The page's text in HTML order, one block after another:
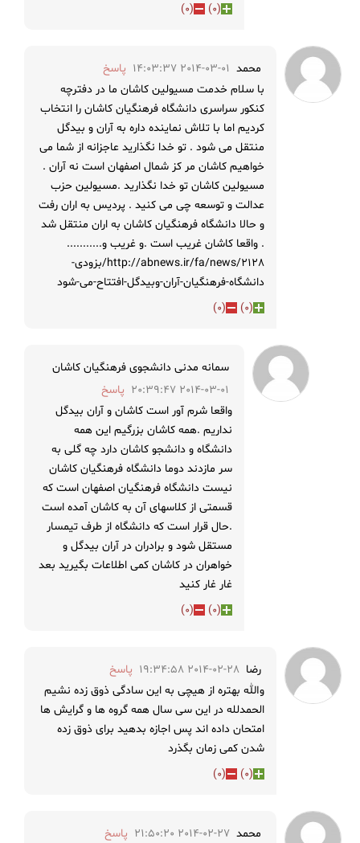
(
0
)
(
0
)
محمد 2014-03-01 14:03:37
پاسخ
با سلام خدمت مسیولین کاشان ما در دفترچه
کنکور سراسری دانشگاه فرهنگیان کاشان را انتخاب
کردیم اما با تلاش نماینده داره به آران و بیدگل
منتقل می شود . تو خدا نگذارید عاجزانه از شما می
خواهیم کاشان مر کز شمال اصفهان است نه آران .
مسیولین کاشان تو خدا نگذارید .مسیولین حزب
عدالت و توسعه چی می کنید . پردیس به اران رفت
و حالا دانشگاه فرهنگیان کاشان به اران منتقل شد
. واقعا کاشان غریب است .و غریب و...........
http://abnews.ir/fa/news/2128/بزودی-
دانشگاه-فرهنگيان-آران-وبيدگل-افتتاح-می-شود
(
0
)
(
0
)
سمانه مدنی دانشجوی فرهنگیان کاشان
2014-03-01 20:39:47
پاسخ
واقعا شرم آور است کاشان و آران بیدگل
نداریم .همه کاشان بزرگیم این همه
دانشگاه و دانشجو کاشان دارد چه گلی به
سر مازدند دوما دانشگاه فرهنگیان کاشان
نیست دانشگاه فرهنگیان اصفهان است که
قسمتی از کلاسهای آن به کاشان آمده است
.حال قرار است که دانشگاه از طرف تیمسار
مستقل شود و برادران در آران بیدگل و
خواهران در کاشان کمی اطلاعات بگیرید بعد
غار غار کنید
(
0
)
(
0
)
رضا 2014-02-28 19:34:58
پاسخ
والله بهتره از هیچی به این سادگی ذوق زده نشیم
الحمدلله در این سی سال همه گروه ها و گرایش ها
امتحان داده اند پس اجازه بدهید برای ذوق زده
شدن کمی زمان بگذرد
(
0
)
(
0
)
محمد 2014-02-27 21:50:20 پاسخ